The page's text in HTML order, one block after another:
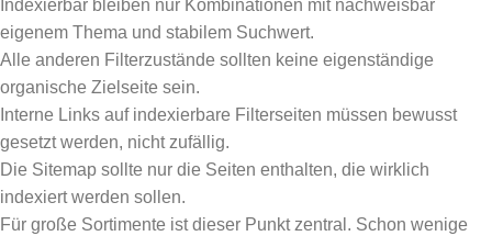
Indexierbar bleiben nur Kombinationen mit nachweisbar
eigenem Thema und stabilem Suchwert.
Alle anderen Filterzustände sollten keine eigenständige
organische Zielseite sein.
Interne Links auf indexierbare Filterseiten müssen bewusst
gesetzt werden, nicht zufällig.
Die Sitemap sollte nur die Seiten enthalten, die wirklich
indexiert werden sollen.
Für große Sortimente ist dieser Punkt zentral. Schon wenige